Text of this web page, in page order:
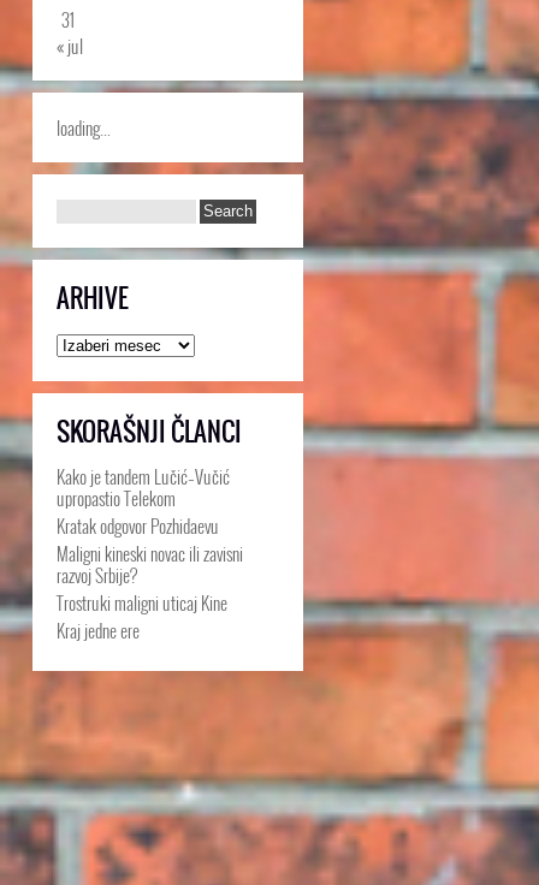
31
« jul
loading...
ARHIVE
Arhive
SKORAŠNJI ČLANCI
Kako je tandem Lučić–Vučić
upropastio Telekom
Kratak odgovor Pozhidaevu
Maligni kineski novac ili zavisni
razvoj Srbije?
Trostruki maligni uticaj Kine
Kraj jedne ere